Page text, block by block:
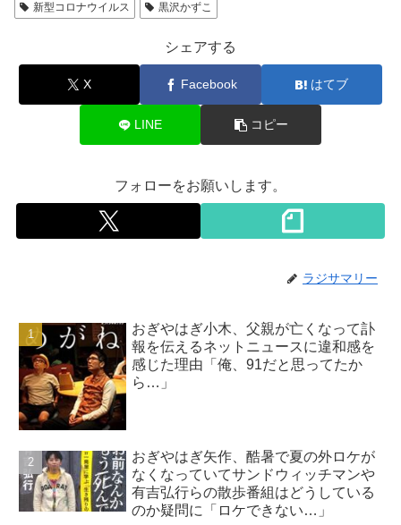
新型コロナウイルス
黒沢かずこ
シェアする
X Facebook はてブ
LINE コピー
フォローをお願いします。
ラジサマリー
おぎやはぎ小木、父親が亡くなって訃
報を伝えるネットニュースに違和感を
感じた理由「俺、91だと思ってたか
ら…」
おぎやはぎ矢作、酷暑で夏の外ロケが
なくなっていてサンドウィッチマンや
有吉弘行らの散歩番組はどうしている
のか疑問に「ロケできない…」